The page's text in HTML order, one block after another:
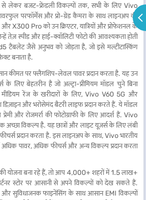
से लेकर बजट-फ्रेंडली विकल्पों तक, सभी के लिए Vivo
परफॉर्मेंस और प्रो-ग्रेड कैमरा के साथ लाइनअप की
X300 Pro को उन क्रिएटर, यात्रियों और प्रोफेशनल के
तेज़ स्पीड और हाई-क्वॉलिटी फोटो की आवश्यकता होती
टैबलेट जैसे अनुभव को जोड़ता है, जो इसे मल्टीटास्किंग
बनाता है.
कीमत पर फ्लैगशिप-लेवल पावर प्रदान करता है. यह उन
के लिए बेहतरीन है जो अल्ट्रा-प्रीमियम मॉडल चुने बिना
मीडियम रेंज के खरीदारों के लिए, Vivo V60 5G और
डिज़ाइन और भरोसेमंद बैटरी लाइफ प्रदान करते हैं. ये मॉडल
प्रेमी और रोजमर्रा की फोटोग्राफी के लिए आदर्श हैं. Vivo
विकल्प है. यह छात्रों और लाइट यूज़र्स के लिए लंबी
प्रदान करता है. इस लाइनअप के साथ, Vivo भारतीय
पावर, अधिक फीचर्स और अन्य विकल्प प्रदान करता
योजना बना रहे हैं, तो आप 4,000+ शहरों में 1.5 लाख+
स्टोर पर आसानी से अपने विकल्पों को देख सकते हैं.
सुविधाजनक फाइनेंसिंग के साथ आसान EMI विकल्पों